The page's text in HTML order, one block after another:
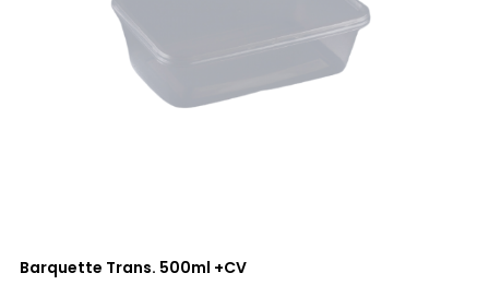
Barquette Trans. 500ml +CV